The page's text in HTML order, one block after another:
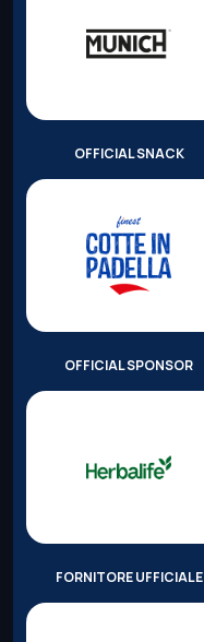
OFFICIAL SNACK
OFFICIAL SPONSOR
FORNITORE UFFICIALE